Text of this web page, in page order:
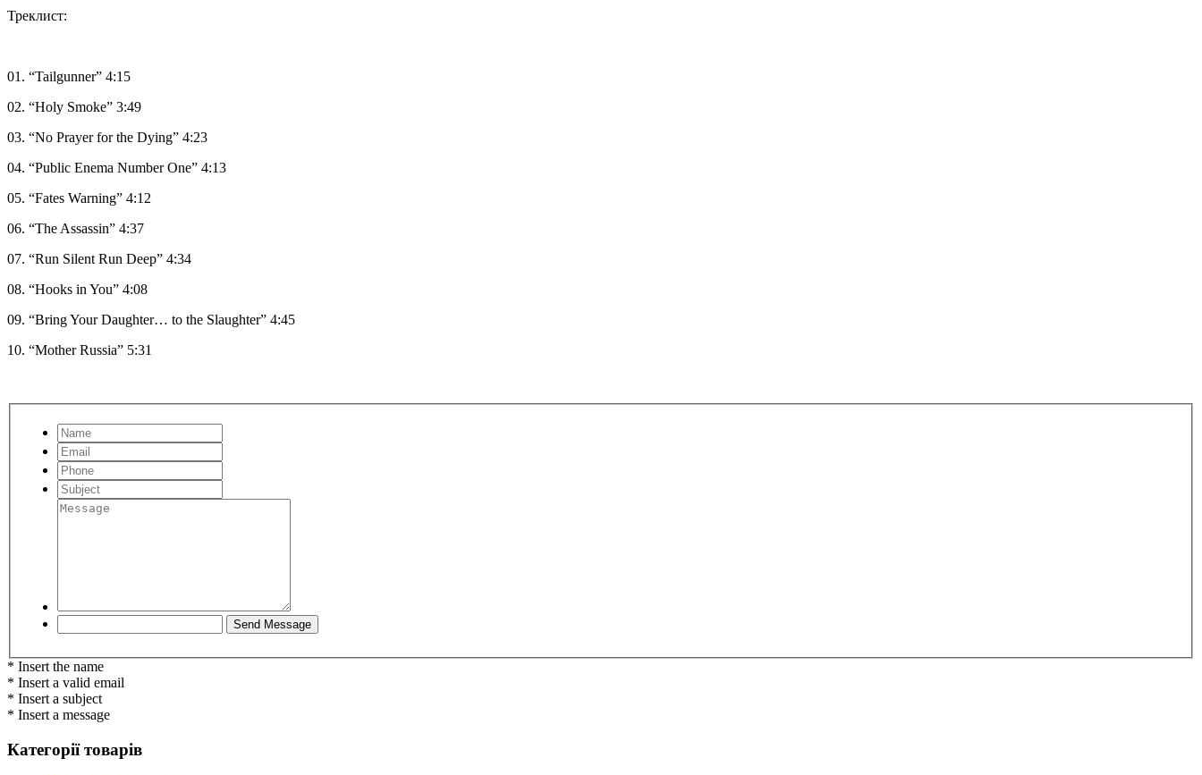
Треклист:
01. “Tailgunner” 4:15
02. “Holy Smoke” 3:49
03. “No Prayer for the Dying” 4:23
04. “Public Enema Number One” 4:13
05. “Fates Warning” 4:12
06. “The Assassin” 4:37
07. “Run Silent Run Deep” 4:34
08. “Hooks in You” 4:08
09. “Bring Your Daughter… to the Slaughter” 4:45
10. “Mother Russia” 5:31
* Insert the name
* Insert a valid email
* Insert a subject
* Insert a message
Категорії товарів